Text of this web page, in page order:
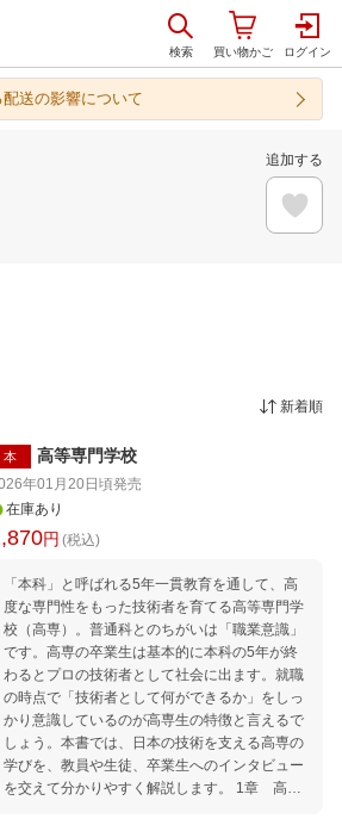
送の影響について
追加する
新着順
本 高等専門学校
年01月20日頃発売
在庫あり
円 (税込)
「本科」と呼ばれる5年一貫教育を通して、高
度な専門性をもった技術者を育てる高等専門学
校（高専）。普通科とのちがいは「職業意識」
です。高専の卒業生は基本的に本科の5年が終
わるとプロの技術者として社会に出ます。就職
の時点で「技術者として何ができるか」をしっ
かり意識しているのが高専生の特徴と言えるで
しょう。本書では、日本の技術を支える高専の
学びを、教員や生徒、卒業生へのインタビュー
を交えて分かりやすく解説します。 1章 高専